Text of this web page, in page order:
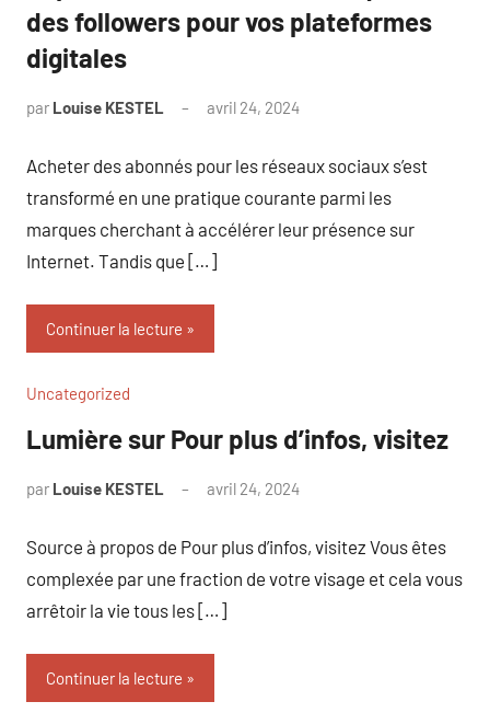
des followers pour vos plateformes
digitales
par Louise KESTEL avril 24, 2024
Acheter des abonnés pour les réseaux sociaux s’est
transformé en une pratique courante parmi les
marques cherchant à accélérer leur présence sur
Internet. Tandis que […]
Continuer la lecture
Uncategorized
Lumière sur Pour plus d’infos, visitez
par Louise KESTEL avril 24, 2024
Source à propos de Pour plus d’infos, visitez Vous êtes
complexée par une fraction de votre visage et cela vous
arrêtoir la vie tous les […]
Continuer la lecture